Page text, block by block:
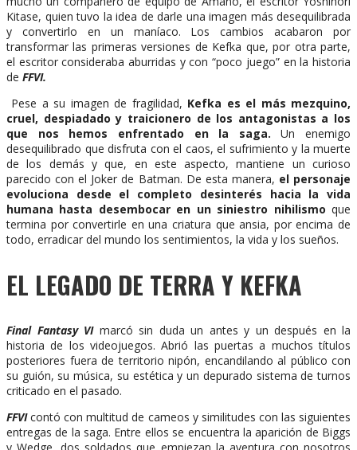
Kitase, quien tuvo la idea de darle una imagen más desequilibrada
y convertirlo en un maníaco. Los cambios acabaron por
transformar las primeras versiones de Kefka que, por otra parte,
el escritor consideraba aburridas y con “poco juego” en la historia
de FFVI.
Pese a su imagen de fragilidad, Kefka es el más mezquino,
cruel, despiadado y traicionero de los antagonistas a los
que nos hemos enfrentado en la saga. Un enemigo
desequilibrado que disfruta con el caos, el sufrimiento y la muerte
de los demás y que, en este aspecto, mantiene un curioso
parecido con el Joker de Batman. De esta manera, el personaje
evoluciona desde el completo desinterés hacia la vida
humana hasta desembocar en un siniestro nihilismo que
termina por convertirle en una criatura que ansia, por encima de
todo, erradicar del mundo los sentimientos, la vida y los sueños.
EL LEGADO DE TERRA Y KEFKA
Final Fantasy VImarcó sin duda un antes y un después en la
historia de los videojuegos. Abrió las puertas a muchos títulos
posteriores fuera de territorio nipón, encandilando al público con
su guión, su música, su estética y un depurado sistema de turnos
criticado en el pasado.
FFVI contó con multitud de cameos y similitudes con las siguientes
entregas de la saga. Entre ellos se encuentra la aparición de Biggs